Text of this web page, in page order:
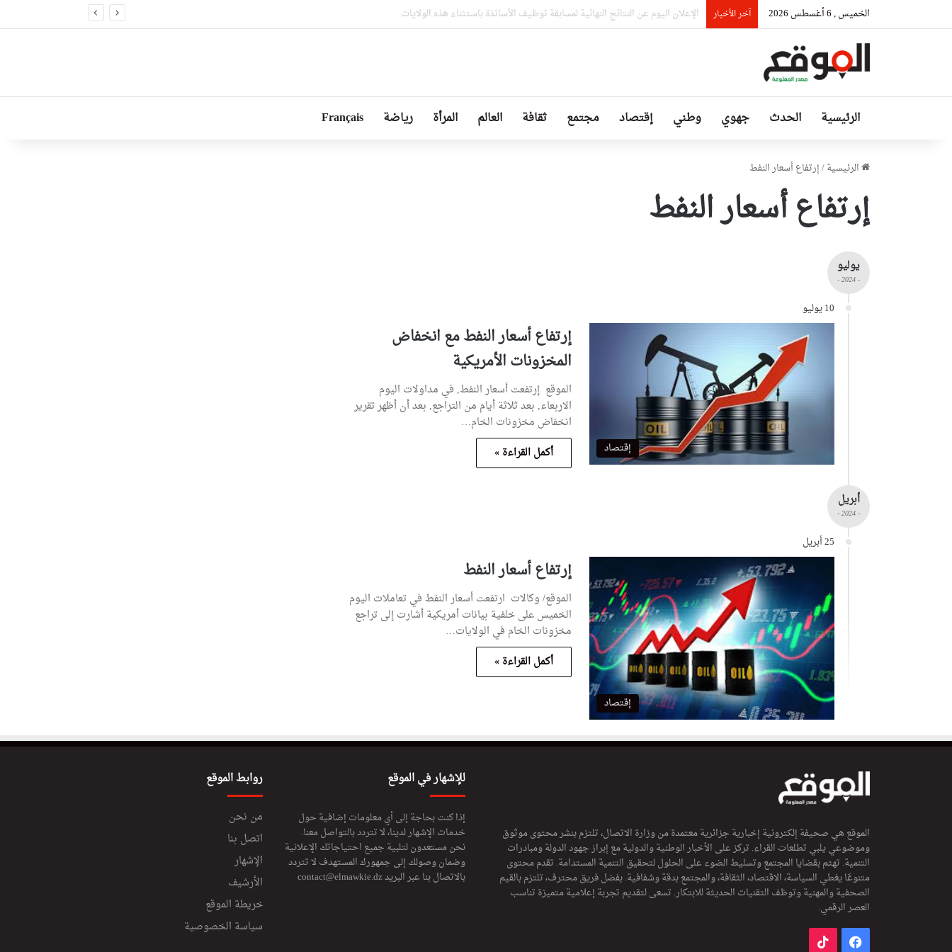
الخميس , 6 أغسطس 2026 آخر الأخبار وزير الصناعة يقف على القدرات الصناعية لمجمع “فيروفيال” بعنابة
الرئيسية الحدث جهوي وطني إقتصاد مجتمع ثقافة العالم المرأة رياضة Français
الرئيسية/إرتفاع أسعار النفط
إرتفاع أسعار النفط
يوليو
- 2024 -
10 يوليو
إقتصاد
إرتفاع أسعار النفط مع انخفاض
المخزونات الأمريكية
الموقع إرتفعت أسعار النفط, في مداولات اليوم
الاربعاء, بعد ثلاثة أيام من التراجع, بعد أن أظهر تقرير
انخفاض مخزونات الخام…
أكمل القراءة »
أبريل
- 2024 -
25 أبريل
إقتصاد
إرتفاع أسعار النفط
الموقع/ وكالات ارتفعت أسعار النفط في تعاملات اليوم
الخميس على خلفية بيانات أمريكية أشارت إلى تراجع
مخزونات الخام في الولايات…
أكمل القراءة »
الموقع هي صحيفة إلكترونية إخبارية جزائرية معتمدة من وزارة الاتصال، تلتزم بنشر محتوى موثوق
وموضوعي يلبي تطلعات القراء. تركز على الأخبار الوطنية والدولية مع إبراز جهود الدولة ومبادرات
التنمية. تهتم بقضايا المجتمع وتسليط الضوء على الحلول لتحقيق التنمية المستدامة. تقدم محتوى
متنوعًا يغطي السياسة، الاقتصاد، الثقافة، والمجتمع بدقة وشفافية. بفضل فريق محترف، تلتزم بالقيم
الصحفية والمهنية وتوظف التقنيات الحديثة للابتكار. تسعى لتقديم تجربة إعلامية متميزة تناسب
العصر الرقمي.
فيسبوك
للإشهار في الموقع
إذا كنت بحاجة إلى أي معلومات إضافية حول
خدمات الإشهار لدينا، لا تتردد بالتواصل معنا.
نحن مستعدون لتلبية جميع احتياجاتك الإعلانية
وضمان وصولك إلى جمهورك المستهدف لا تتردد
بالاتصال بنا عبر البريدcontact@elmawkie.dz
روابط الموقع
من نحن
اتصل بنا
الإشهار
الأرشيف
خريطة الموقع
سياسة الخصوصية